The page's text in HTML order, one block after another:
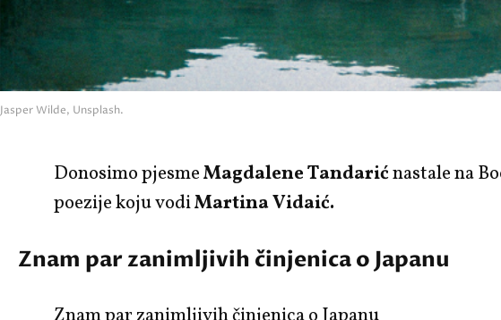
Jasper Wilde, Unsplash.
Donosimo pjesmeMagdalene Tandarićnastale na
poezije koju vodiMartina Vidaić.
Znam par zanimljivih činjenica o Japanu